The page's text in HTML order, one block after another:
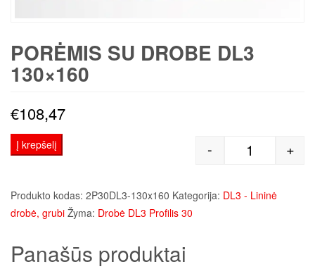
PORĖMIS SU DROBE DL3
130×160
€108,47
produkto
- +
Į krepšelį
Produkto kodas: 2P30DL3-130x160 Kategorija: DL3 - Lininė
drobė, grubi Žyma: Drobė DL3 Profilis 30
Panašūs produktai